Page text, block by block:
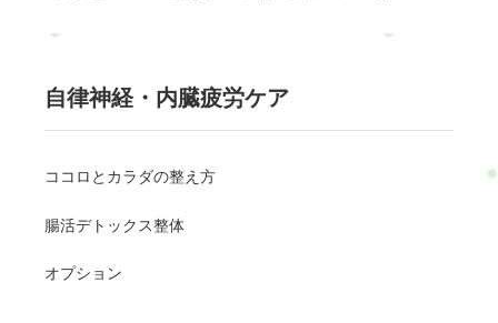
自律神経・内臓疲労ケア
ココロとカラダの整え方
腸活デトックス整体
オプション